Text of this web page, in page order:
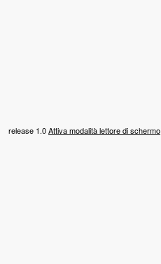
release 1.0Attiva modalità lettore di schermo